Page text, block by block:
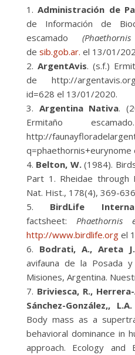
Administración de
de Información de
escamado
de sib.gob.ar. el 13/01/
ArgentAvis. (s.f.)
de http://argentavis.org/
id=628 el 13/01/2020.
Argentina Nativa.
Ermitaño
http://
Belton, W.(1984).
Part 1. Rheidae through
Nat. Hist., 178(4), 369-
BirdLife
factsheet: Phaethornis
http://www.birdlife.org el
Bodrati, A., Areta
avifauna de la Posada
Misiones, Argentina.
Briviesca, R.,
Sánchez-González,,
Body mass as a
behavioral dominance in
approach. Ecology and